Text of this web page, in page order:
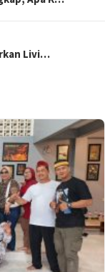
Livi…